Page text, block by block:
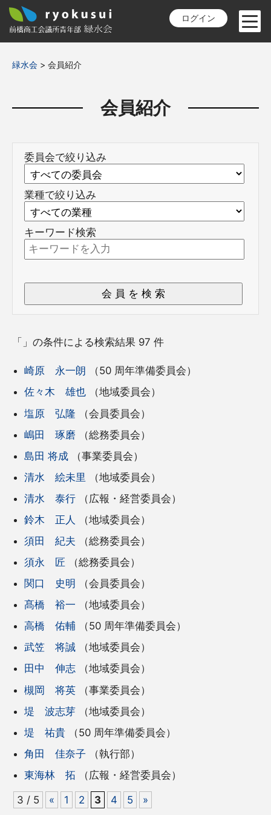
ログイン
緑水会 > 会員紹介
会員紹介
委員会で絞り込み
業種で絞り込み
キーワード検索
「」の条件による検索結果 97 件
崎原 永一朗 （50 周年準備委員会）
佐々木 雄也 （地域委員会）
塩原 弘隆 （会員委員会）
嶋田 琢磨 （総務委員会）
島田 将成 （事業委員会）
清水 絵未里 （地域委員会）
清水 泰行 （広報・経営委員会）
鈴木 正人
（地域委員会）
須田 紀夫 （総務委員会）
須永 匠 （総務委員会）
関口 史明 （会員委員会）
髙橋 裕一 （地域委員会）
高橋 佑輔 （50 周年準備委員会）
武笠 将誠 （地域委員会）
田中 伸志 （地域委員会）
槻岡 将英 （事業委員会）
堤 波志芽 （地域委員会）
堤 祐貴 （50 周年準備委員会）
角田 佳奈子 （執行部）
東海林 拓 （広報・経営委員会）
3 / 5 « 1 2 3 4 5 »